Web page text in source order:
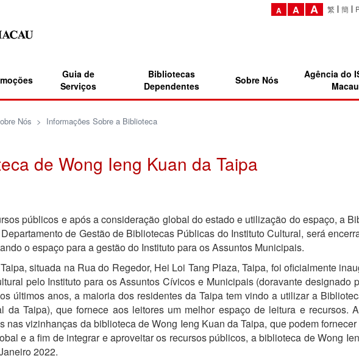
A A A 繁 簡
Guia de
Serviços
Bibliotecas
Dependentes
Sobre Nós
Agência do
Macau
Nós > Informações Sobre a Biblioteca
de Wong Ieng Kuan da Taipa
públicos e após a consideração global do estado e utilização do espaço, a
de Gestão de Bibliotecas Públicas do Instituto Cultural, será
o espaço para a gestão do Instituto para os Assuntos Municipais.
situada na Rua do Regedor, Hei Loi Tang Plaza, Taipa, foi oficialmente
pelo Instituto para os Assuntos Cívicos e Municipais (doravante designado
últimos anos, a maioria dos residentes da Taipa tem vindo a utilizar a
da Taipa), que fornece aos leitores um melhor espaço de leitura e recursos.
nas vizinhanças da biblioteca de Wong Ieng Kuan da Taipa, que podem
e a fim de integrar e aproveitar os recursos públicos, a biblioteca de Wong
2022.